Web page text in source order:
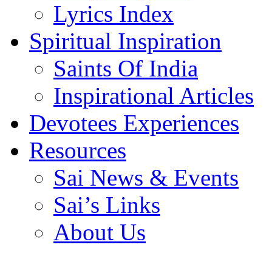
Lyrics Index
Spiritual Inspiration
Saints Of India
Inspirational Articles
Devotees Experiences
Resources
Sai News & Events
Sai’s Links
About Us